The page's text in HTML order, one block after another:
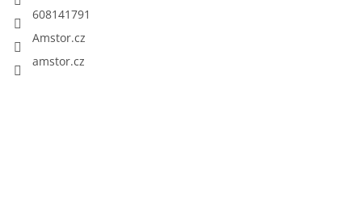
608141791
Amstor.cz
amstor.cz